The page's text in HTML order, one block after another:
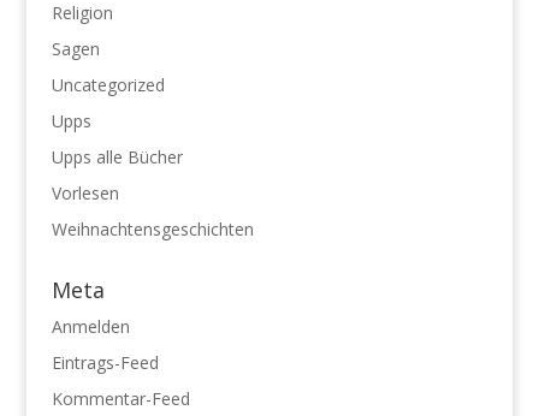
Religion
Sagen
Uncategorized
Upps
Upps alle Bücher
Vorlesen
Weihnachtensgeschichten
Meta
Anmelden
Eintrags-Feed
Kommentar-Feed